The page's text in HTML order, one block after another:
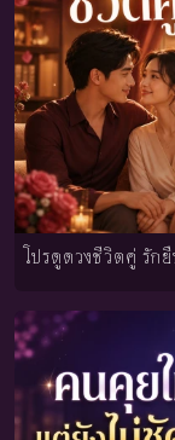
โปรดูดวงชีวิตคู่ รัก